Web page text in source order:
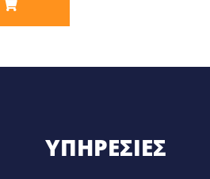
ΥΠΗΡΕΣΊΕΣ